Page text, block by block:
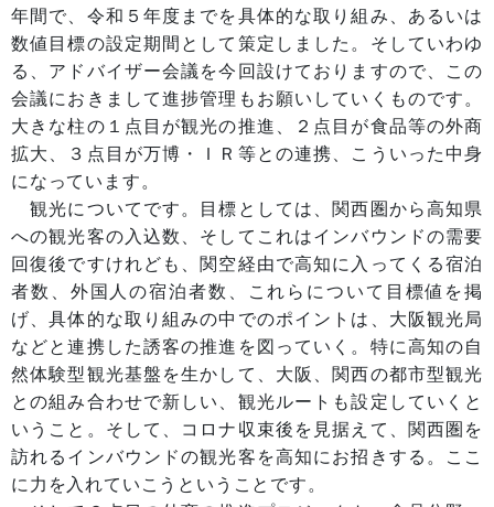
年間で、令和５年度までを具体的な取り組み、あるいは
数値目標の設定期間として策定しました。そしていわゆ
る、アドバイザー会議を今回設けておりますので、この
会議におきまして進捗管理もお願いしていくものです。
大きな柱の１点目が観光の推進、２点目が食品等の外商
拡大、３点目が万博・ＩＲ等との連携、こういった中身
になっています。
観光についてです。目標としては、関西圏から高知県
への観光客の入込数、そしてこれはインバウンドの需要
回復後ですけれども、関空経由で高知に入ってくる宿泊
者数、外国人の宿泊者数、これらについて目標値を掲
げ、具体的な取り組みの中でのポイントは、大阪観光局
などと連携した誘客の推進を図っていく。特に高知の自
然体験型観光基盤を生かして、大阪、関西の都市型観光
との組み合わせで新しい、観光ルートも設定していくと
いうこと。そして、コロナ収束後を見据えて、関西圏を
訪れるインバウンドの観光客を高知にお招きする。ここ
に力を入れていこうということです。